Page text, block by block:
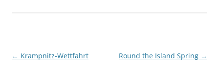
Beitragsnavigation
← Krampnitz-Wettfahrt Round the Island Spring →